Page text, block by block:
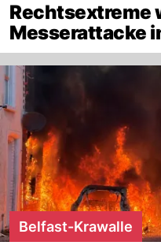
Rechtsextreme
Messerattacke
Belfast-Krawalle